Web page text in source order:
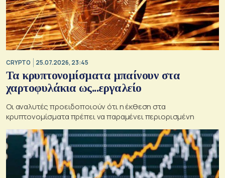
CRYPTO 25.07.2026, 23:45
Τα κρυπτονομίσματα μπαίνουν στα
χαρτοφυλάκια ως...εργαλείο
Οι αναλυτές προειδοποιούν ότι η έκθεση στα
κρυπτονομίσματα πρέπει να παραμένει περιορισμένη